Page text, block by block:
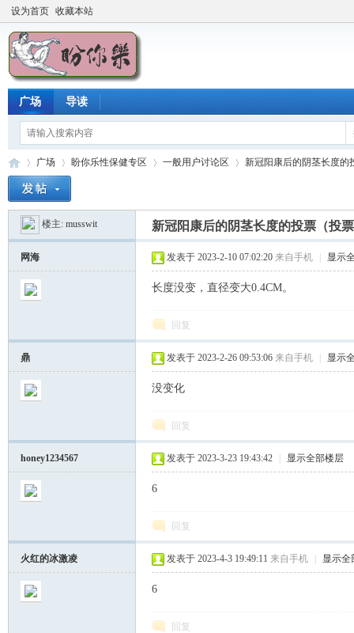
设为首页 收藏本站
广场 导读
乐
»
广场
›
盼你乐性保健专区 一般用户讨论区
›
新冠阳康后的阴茎长度的
楼主: musswit 新冠阳康后的阴茎长度的投票（投
网海 发表于 2023-2-10 07:02:20 来自手机 显示
长度没变，直径变大0.4CM。
回复
鼎 发表于 2023-2-26 09:53:06 来自手机 显示
没变化
回复
honey1234567 发表于 2023-3-23 19:43:42 显示全部楼层
6
回复
火红的冰激凌 发表于 2023-4-3 19:49:11 来自手机 显示全
6
回复